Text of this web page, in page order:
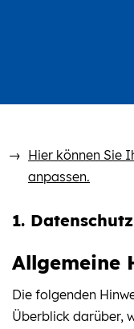
Hier können Sie
anpassen.
1.
Allgemeine
Die folgenden
Überblick darüber,